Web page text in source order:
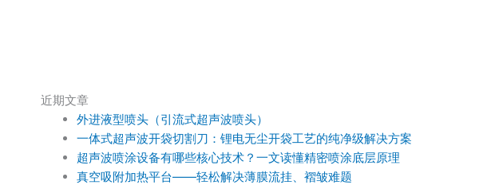
近期文章
外进液型喷头（引流式超声波喷头）
一体式超声波开袋切割刀：锂电无尘开袋工艺的纯净级解决方案
超声波喷涂设备有哪些核心技术？一文读懂精密喷涂底层原理
真空吸附加热平台——轻松解决薄膜流挂、褶皱难题